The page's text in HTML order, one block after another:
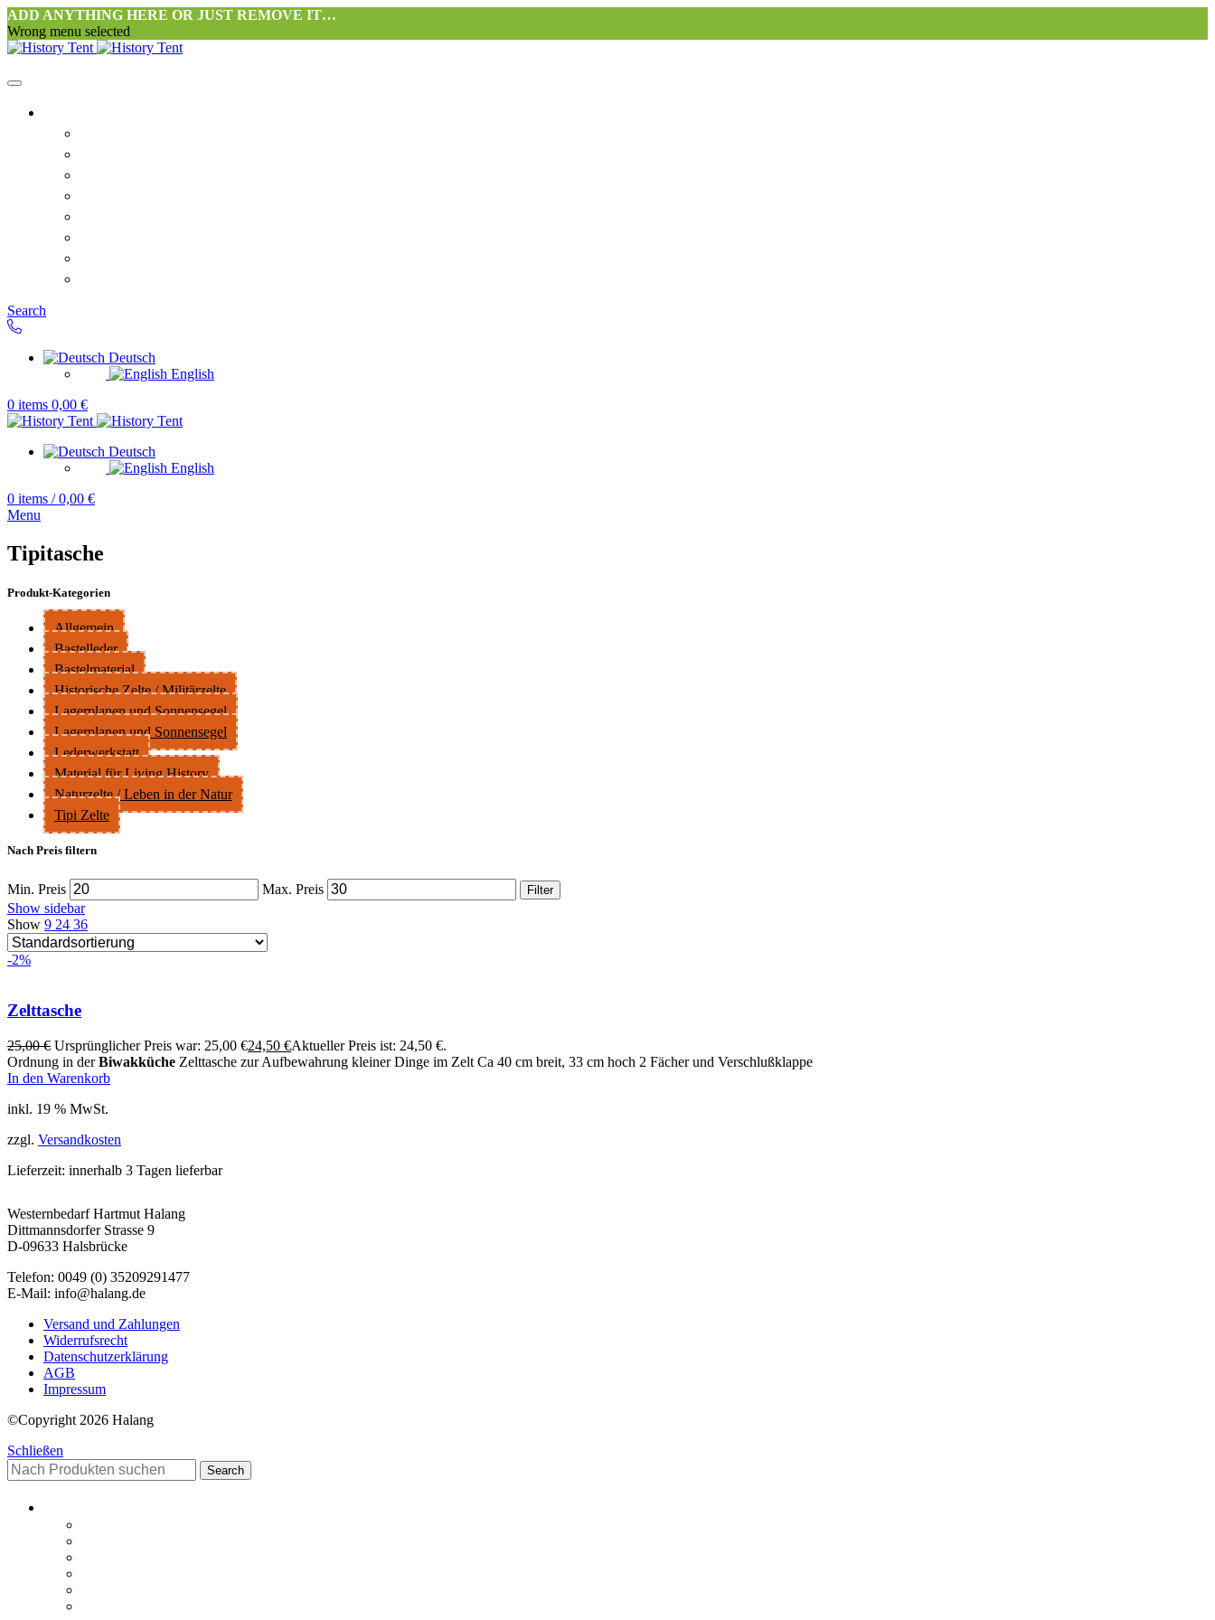
ADD ANYTHING HERE OR JUST REMOVE IT…
Wrong menu selected
Search
Deutsch
English
0 items 0,00 €
Deutsch
English
0 items / 0,00 €
Menu
Tipitasche
Produkt-Kategorien
Allgemein
Bastelleder
Bastelmaterial
Historische Zelte / Militärzelte
Lagerplanen und Sonnensegel
Lagerplanen und Sonnensegel
Lederwerkstatt
Material für Living History
Naturzelte / Leben in der Natur
Tipi Zelte
Nach Preis filtern
Min. Preis Max. Preis Filter
Show sidebar
Show 9 24 36
-2%
Zelttasche
25,00€ Ursprünglicher Preis war: 25,00 €24,50 €Aktueller Preis ist: 24,50 €.
Ordnung in derBiwakküche Zelttasche zur Aufbewahrung kleiner Dinge im Zelt Ca 40 cm breit, 33 cm hoch 2 Fächer und Verschlußklappe
In den Warenkorb
inkl. 19 % MwSt.
zzgl. Versandkosten
Lieferzeit: innerhalb 3 Tagen lieferbar
Westernbedarf Hartmut Halang
Dittmannsdorfer Strasse 9
D-09633 Halsbrücke
Telefon: 0049 (0) 35209291477
E-Mail: info@halang.de
Versand und Zahlungen
Widerrufsrecht
Datenschutzerklärung
AGB
Impressum
©Copyright 2026 Halang
Schließen
Search